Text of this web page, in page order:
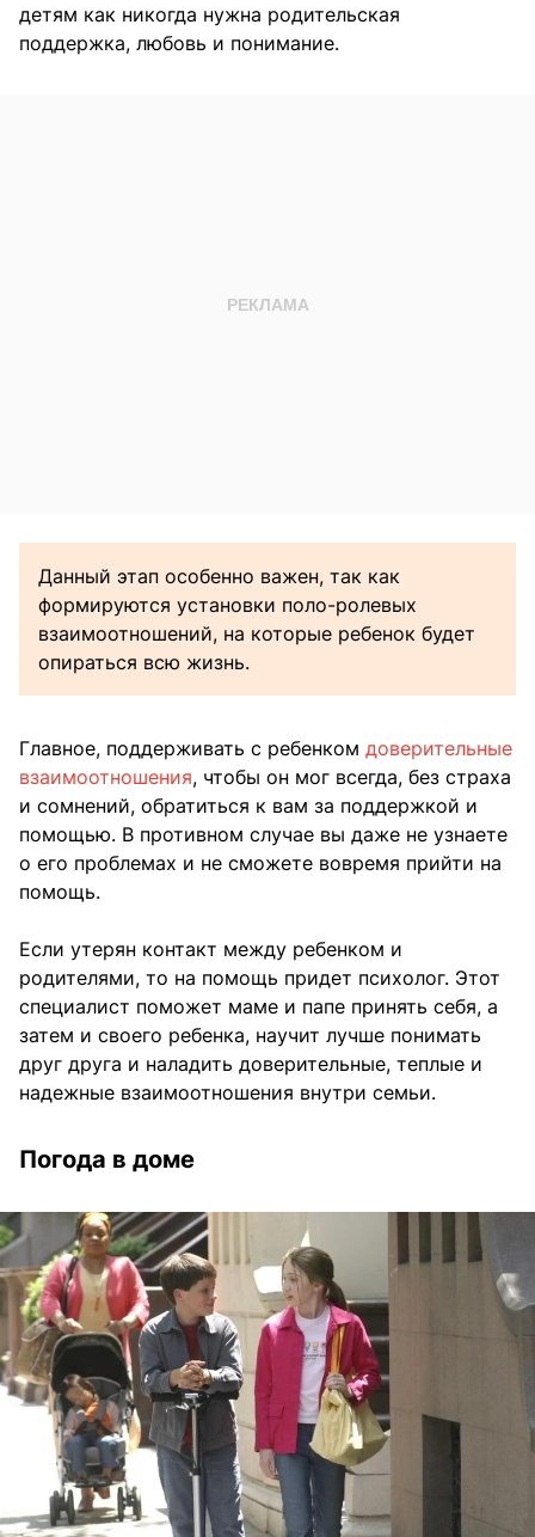
детям как никогда нужна родительская
поддержка, любовь и понимание.
Данный этап особенно важен, так как
формируются установки поло-ролевых
взаимоотношений, на которые ребенок будет
опираться всю жизнь.
Главное, поддерживать с ребенком доверительные
взаимоотношения, чтобы он мог всегда, без страха
и сомнений, обратиться к вам за поддержкой и
помощью. В противном случае вы даже не узнаете
о его проблемах и не сможете вовремя прийти на
помощь.
Если утерян контакт между ребенком и
родителями, то на помощь придет психолог. Этот
специалист поможет маме и папе принять себя, а
затем и своего ребенка, научит лучше понимать
друг друга и наладить доверительные, теплые и
надежные взаимоотношения внутри семьи.
Погода в доме